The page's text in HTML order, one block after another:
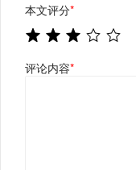
本文评分*
评论内容*